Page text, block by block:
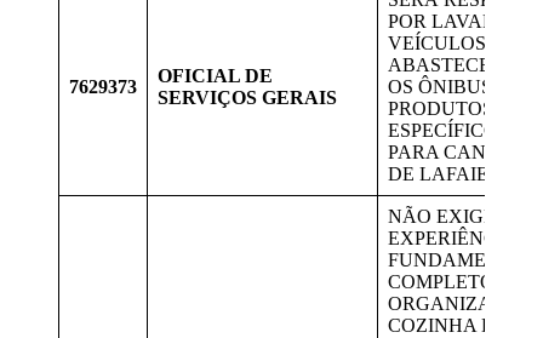
7629373
OFICIAL DE
SERVIÇOS GERAIS
POR LAVAR OS
VEÍCULOS,
ABASTECER E
OS ÔNIBUS COM
PRODUTOS
ESPECÍFICOS.
PARA
DE LAFAIETE.
NÃO EXIGE
EXPERIÊNCIA.
FUNDAMENTAL
COMPLETO.
ORGANIZAR
COZINHA DO